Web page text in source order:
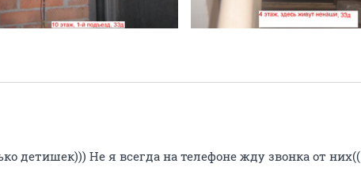
детишек))) Не я всегда на телефоне жду звонка от них((